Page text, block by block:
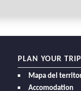
PLAN YOUR TRIP
Mapa del
Accomodation